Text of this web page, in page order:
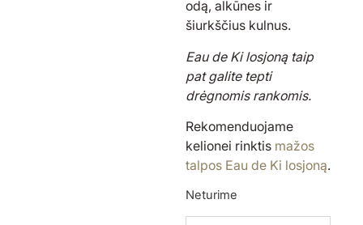
odą, alkūnes ir
šiurkščius kulnus.
Eau de Ki losjoną taip
pat galite tepti
drėgnomis rankomis.
Rekomenduojame
kelionei rinktis mažos
talpos Eau de Ki losjoną.
Neturime